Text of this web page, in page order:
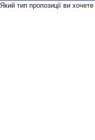
Який тип пропозицiї ви